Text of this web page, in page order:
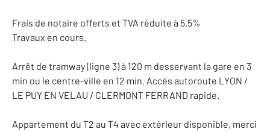
Frais de notaire offerts et TVA réduite à 5,5%
Travaux en cours.
Arrêt de tramway (ligne 3) à 120 m desservant la gare en 3
min ou le centre-ville en 12 min. Accès autoroute LYON /
LE PUY EN VELAU / CLERMONT FERRAND rapide.
Appartement du T2 au T4 avec extérieur disponible, merci